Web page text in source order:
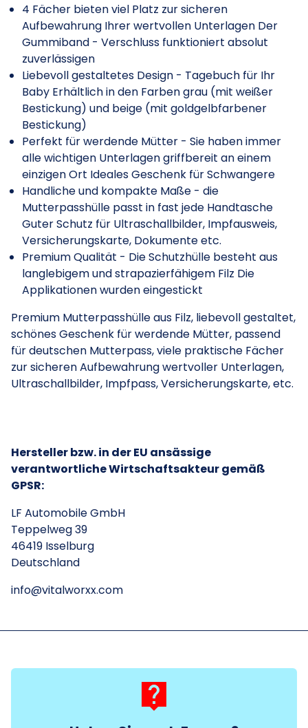
4 Fächer bieten viel Platz zur sicheren
Aufbewahrung Ihrer wertvollen Unterlagen Der
Gummiband - Verschluss funktioniert absolut
zuverlässigen
Liebevoll gestaltetes Design - Tagebuch für Ihr
Baby Erhältlich in den Farben grau (mit weißer
Bestickung) und beige (mit goldgelbfarbener
Bestickung)
Perfekt für werdende Mütter - Sie haben immer
alle wichtigen Unterlagen griffbereit an einem
einzigen Ort Ideales Geschenk für Schwangere
Handliche und kompakte Maße - die
Mutterpasshülle passt in fast jede Handtasche
Guter Schutz für Ultraschallbilder, Impfausweis,
Versicherungskarte, Dokumente etc.
Premium Qualität - Die Schutzhülle besteht aus
langlebigem und strapazierfähigem Filz Die
Applikationen wurden eingestickt
Premium Mutterpasshülle aus Filz, liebevoll gestaltet,
schönes Geschenk für werdende Mütter, passend
für deutschen Mutterpass, viele praktische Fächer
zur sicheren Aufbewahrung wertvoller Unterlagen,
Ultraschallbilder, Impfpass, Versicherungskarte, etc.
Hersteller bzw. in der EU ansässige
verantwortliche Wirtschaftsakteur gemäß
GPSR:
LF Automobile GmbH
Teppelweg 39
46419 Isselburg
Deutschland
info@vitalworxx.com
live_help